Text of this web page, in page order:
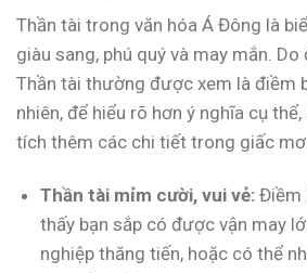
Thần tài trong văn hóa Á Đông là
giàu sang, phú quý và may mắn.
Thần tài thường được xem là điềm
nhiên, để hiểu rõ hơn ý nghĩa cụ
tích thêm các chi tiết trong giấc
Thần tài mỉm cười, vui vẻ: Điềm
thấy bạn sắp có được vận may
nghiệp thăng tiến, hoặc có thể